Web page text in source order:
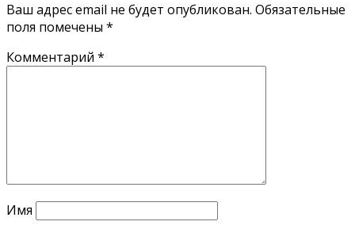
Ваш адрес email не будет опубликован. Обязательные
поля помечены *
Комментарий *
Имя